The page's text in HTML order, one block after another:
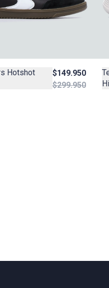
Hotshot
$149.950
$299.950
Hi